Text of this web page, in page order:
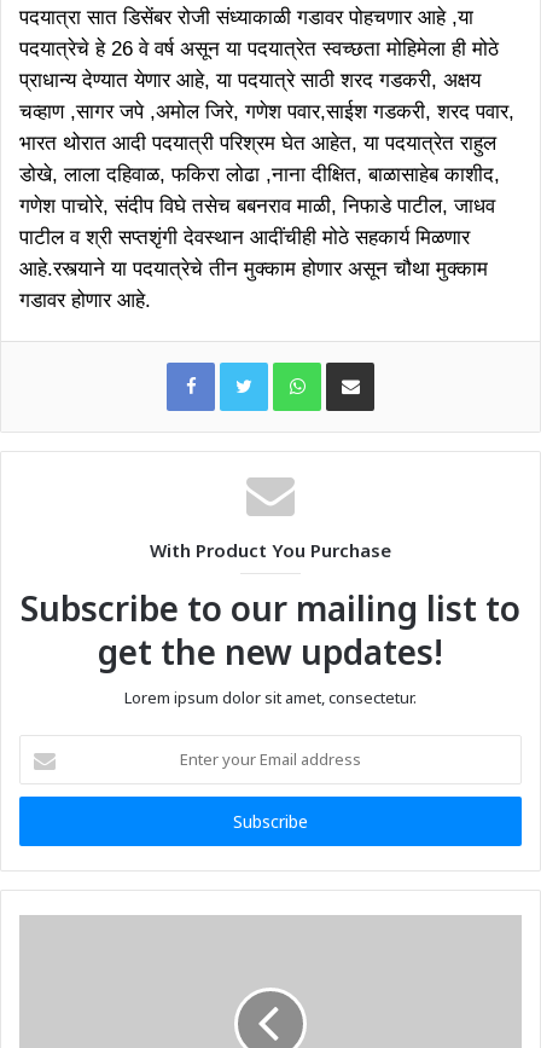
पदयात्रा सात डिसेंबर रोजी संध्याकाळी गडावर पोहचणार आहे ,या
पदयात्रेचे हे 26 वे वर्ष असून या पदयात्रेत स्वच्छता मोहिमेला ही मोठे
प्राधान्य देण्यात येणार आहे, या पदयात्रे साठी शरद गडकरी, अक्षय
चव्हाण ,सागर जपे ,अमोल जिरे, गणेश पवार,साईश गडकरी, शरद पवार,
भारत थोरात आदी पदयात्री परिश्रम घेत आहेत, या पदयात्रेत राहुल
डोखे, लाला दहिवाळ, फकिरा लोढा ,नाना दीक्षित, बाळासाहेब काशीद,
गणेश पाचोरे, संदीप विघे तसेच बबनराव माळी, निफाडे पाटील, जाधव
पाटील व श्री सप्तशृंगी देवस्थान आदींचीही मोठे सहकार्य मिळणार
आहे.रस्त्याने या पदयात्रेचे तीन मुक्काम होणार असून चौथा मुक्काम
गडावर होणार आहे.
WhatsAppShare via Email
With Product You Purchase
Subscribe to our mailing list to
get the new updates!
Lorem ipsum dolor sit amet, consectetur.
your
Email